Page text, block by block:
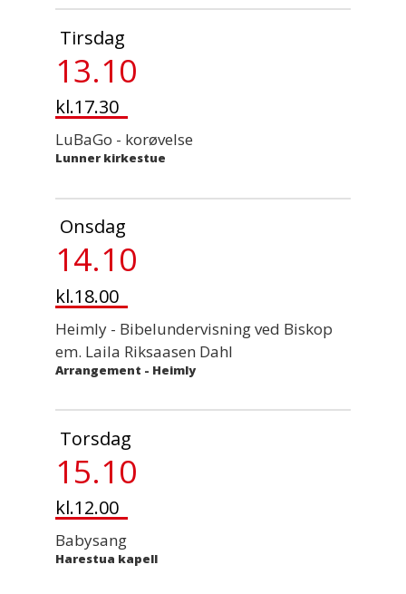
Tirsdag
13.10
kl.17.30
LuBaGo - korøvelse
Lunner kirkestue
Onsdag
14.10
kl.18.00
Heimly - Bibelundervisning ved Biskop
em. Laila Riksaasen Dahl
Arrangement - Heimly
Torsdag
15.10
kl.12.00
Babysang
Harestua kapell